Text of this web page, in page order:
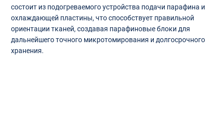
состоит из подогреваемого устройства подачи парафина и
охлаждающей пластины, что способствует правильной
ориентации тканей, создавая парафиновые блоки для
дальнейшего точного микротомирования и долгосрочного
хранения.